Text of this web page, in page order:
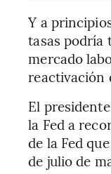
Y a
tasas podría
mercado
reactivación
El
la Fed a
de la Fed
de julio de